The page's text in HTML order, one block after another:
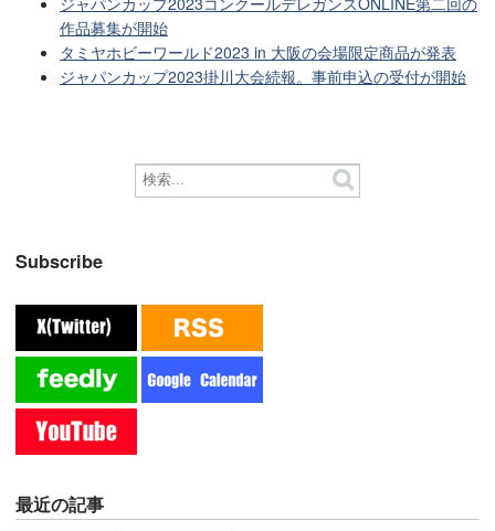
作品募集が開始
タミヤホビーワールド2023 in 大阪の会場限定商品が発表
ジャパンカップ2023掛川大会続報。事前申込の受付が開始
Subscribe
最近の記事